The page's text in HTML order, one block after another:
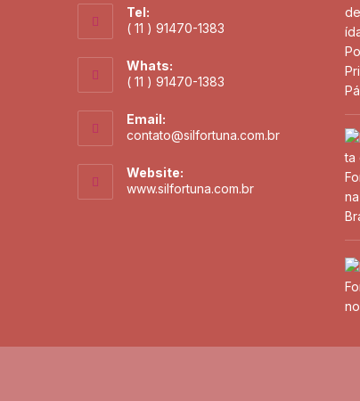
Tel:
( 11 ) 91470-1383
Whats:
( 11 ) 91470-1383
Email:
contato@silfortuna.com.br
Website:
www.silfortuna.com.br